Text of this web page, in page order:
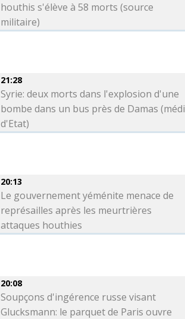
houthis s'élève à 58 morts (source
militaire)
21:28
Syrie: deux morts dans l'explosion d'une
bombe dans un bus près de Damas
d'Etat)
20:13
Le gouvernement yéménite menace de
représailles après les meurtrières
attaques houthies
20:08
Soupçons d'ingérence russe visant
Glucksmann: le parquet de Paris ouvre